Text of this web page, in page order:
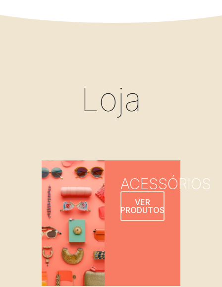
Loja
ACESSÓRIOS
VER
PRODUTOS